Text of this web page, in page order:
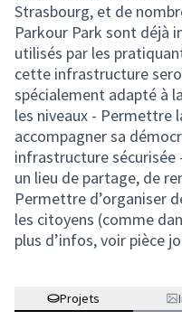
Strasbourg, et de
Parkour Park sont déjà
utilisés par les
cette infrastructure
spécialement adapté à
les niveaux - Permettre
accompagner sa
infrastructure sécurisée
un lieu de partage, de
Permettre d’organiser
les citoyens (comme
plus d’infos, voir pièce
Projets